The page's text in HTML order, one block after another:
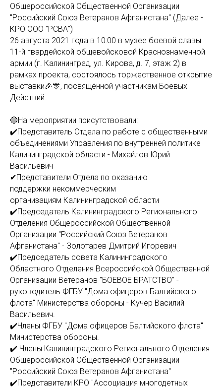
Общероссийской Общественной Организации
"Российский Союз Ветеранов Афганистана" (Далее -
КРО ООО "РСВА")
26 августа 2021 года в 10:00 в музее боевой славы
11-й гвардейской общевойсковой Краснознаменной
армии (г. Калининград, ул. Кирова, д. 7, этаж 2) в
рамках проекта, состоялось торжественное открытие
выставки🎉🎊, посвящённой участникам Боевых
Действий.
🔵На мероприятии присутствовали:
✔️Представитель Отдела по работе с общественными
объединениями Управления по внутренней политике
Калининградской области - Михайлов Юрий
Васильевич
✔Представители ️Отдела по оказанию
поддержки некоммерческим
организациям Калининградской области
✔️Председатель Калининградского Регионального
Отделения Общероссийской Общественной
Организации "Российский Союз Ветеранов
Афганистана" - Золотарев Дмитрий Игоревич
✔️Председатель совета Калининградского
Областного Отделения Всероссийской Общественной
Организации Ветеранов "БОЕВОЕ БРАТСТВО" -
руководитель ФГБУ "Дома офицеров Балтийского
флота" Министерства обороны - Кучер Василий
Васильевич.
✔️Члены ФГБУ "Дома офицеров Балтийского флота"
Министерства обороны.
✔️ Члены Калининградского Регионального Отделения
Общероссийской Общественной Организации
"Российский Союз Ветеранов Афганистана"
✔️Представители КРО "Ассоциация многодетных